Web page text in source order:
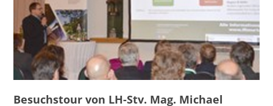
Besuchstour von LH-Stv. Mag. Michael